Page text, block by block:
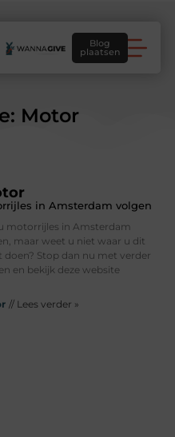
Blog
plaatsen
Motor
in Amsterdam volgen
motorrijles in Amsterdam
maar weet u niet waar u dit
doen? Stop dan nu met verder
en bekijk deze website
// Lees verder »